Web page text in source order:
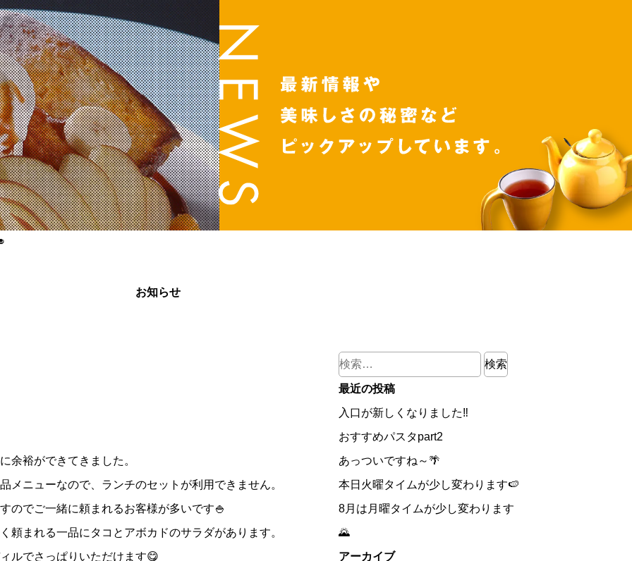
お知らせ
余裕ができてきました。
メニューなので、ランチのセットが利用できません。
のでご一緒に頼まれるお客様が多いです🍚
頼まれる一品にタコとアボカドのサラダがあります。
ルでさっぱりいただけます😋
検
索:
最近の投稿
入口が新しくなりました‼
おすすめパスタpart2
あっついですね～🌴
本日火曜タイムが少し変わります🍉
8月は月曜タイムが少し変わります
🌄
アーカイブ